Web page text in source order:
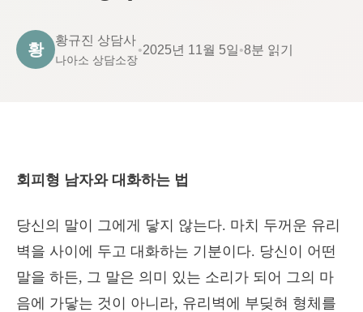
황
황규진 상담사
나아소 상담소장
•2025년 11월 5일•8분 읽기
회피형 남자와 대화하는 법
당신의 말이 그에게 닿지 않는다. 마치 두꺼운 유리
벽을 사이에 두고 대화하는 기분이다. 당신이 어떤
말을 하든, 그 말은 의미 있는 소리가 되어 그의 마
음에 가닿는 것이 아니라, 유리벽에 부딪혀 형체를